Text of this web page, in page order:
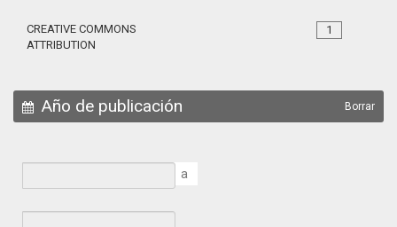
1
CREATIVE COMMONS
ATTRIBUTION
Año de publicación Borrar
a